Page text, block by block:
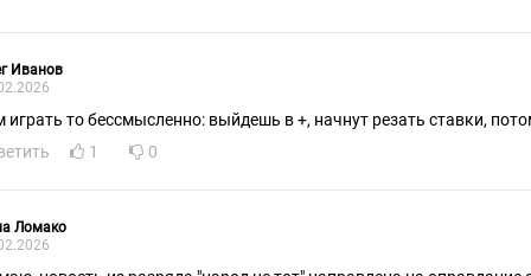
Иванов
играть то бессмысленно: выйдешь в +, начнут резать ставки,
1 0
Ломако